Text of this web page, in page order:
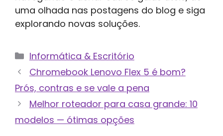
uma olhada nas postagens do blog e siga
explorando novas soluções.
Categorias
Informática & Escritório
Chromebook Lenovo Flex 5 é bom?
Prós, contras e se vale a pena
Melhor roteador para casa grande: 10
modelos — ótimas opções